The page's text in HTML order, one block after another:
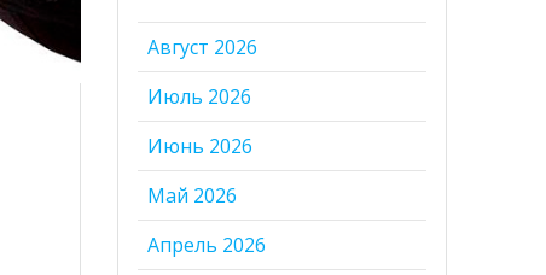
Август 2026
Июль 2026
Июнь 2026
Май 2026
Апрель 2026